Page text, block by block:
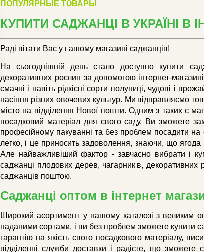
ПОПУЛЯРНЫЕ ТОВАРЫ
КУПИТИ САДЖАНЦІ В УКРАЇНІ В
Раді вітати Вас у нашому магазині саджанців!
На сьогоднішній день стало доступно купити
декоративних рослин за допомогою інтернет-
смачні і навіть рідкісні сорти полуниці, чудові і
насіння різних овочевих культур. Ми відправляємо
місто на відділення Нової пошти. Одним з таких є
посадковий матеріал для свого саду. Ви зможете
професійному пакуванні та без проблем посадити
легко, і це приносить задоволення, знаючи, що
Але найважливіший фактор - завчасно вибрати і
саджанці плодових дерев, чагарників,
саджанців поштою.
Саджанці оптом в інтернет
Широкий асортимент у нашому каталозі з великим
наданими сортами, і ви без проблем зможете купити
гарантію на якість свого посадкового матеріалу,
відділенні служби доставки і радієте, що